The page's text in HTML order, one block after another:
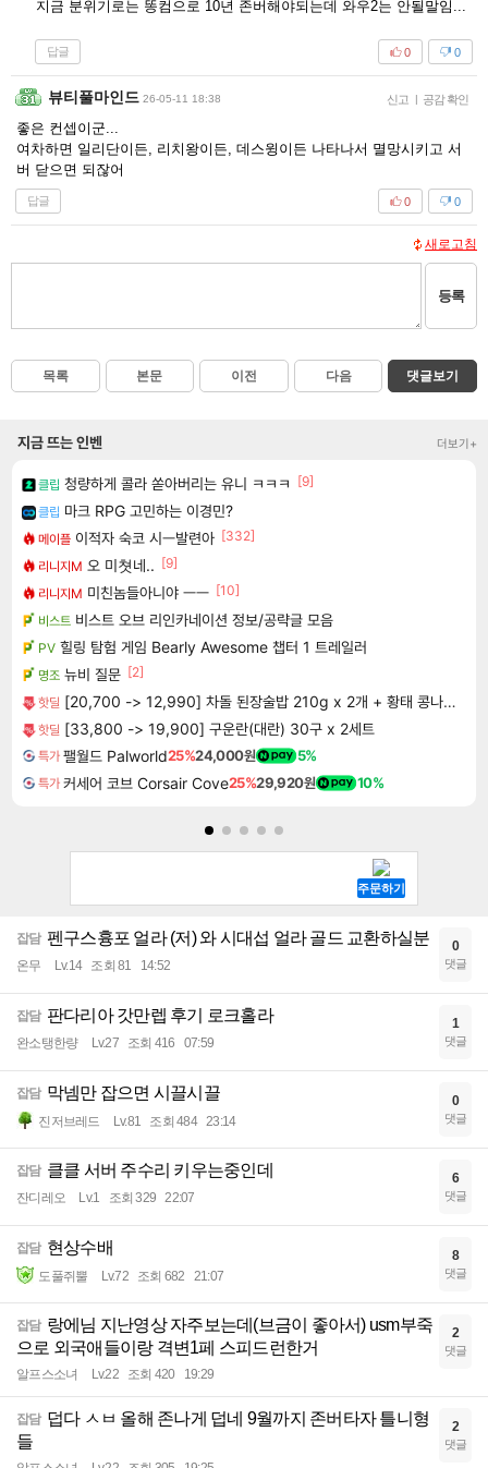
지금 분위기로는 똥컴으로 10년 존버해야되는데 와우2는 안될말임...
답글 0
0
뷰티풀마인드 26-05-11 18:38 신고 | 공감 확인
좋은 컨셉이군...
여차하면 일리단이든, 리치왕이든, 데스윙이든 나타나서 멸망시키고 서
버 닫으면 되잖어
답글 0
0
새로고침
등록
목록 본문 이전 다음 댓글보기
지금 뜨는 인벤 더보기+
클립 청량하게 콜라 쏟아버리는 유니 ㅋㅋㅋ
[9]
클립 마크 RPG 고민하는 이경민?
메이플 이적자 숙코 시ㅡ발련아 [332]
리니지M 오 미쳣네.. [9]
리니지M 미친놈들아니야 ㅡㅡ [10]
비스트 비스트 오브 리인카네이션 정보/공략글 모음
PV 힐링 탐험 게임 Bearly Awesome 챕터 1 트레일러
명조 뉴비 질문 [2]
핫딜 [20,700 -> 12,990] 차돌 된장술밥 210g x 2개 + 황태 콩나물 해장국밥 210g x 2개
핫딜 [33,800 -> 19,900] 구운란(대란) 30구 x 2세트
특가 팰월드 Palworld25%24,000원 5%
특가 커세어 코브 Corsair Cove25%29,920원 10%
잡담 펜구스흉포 얼라 (저) 와 시대섭 얼라 골드 교환하실분
온무 Lv.14 조회 81 14:52
0
댓글
잡담 판다리아 갓만렙 후기 로크홀라
완소탱한량 Lv.27 조회 416 07:59
1
댓글
잡담 막넴만 잡으면 시끌시끌
진저브레드 Lv.81 조회 484 23:14
0
댓글
잡담 클클 서버 주수리 키우는중인데
잔디레오 Lv.1 조회 329 22:07
6
댓글
잡담 현상수배
도풀쥐뿔 Lv.72 조회 682 21:07
8
댓글
잡담 랑에님 지난영상 자주보는데(브금이 좋아서) usm부죽
으로 외국애들이랑 격변1페 스피드런한거
알프스소녀 Lv.22 조회 420 19:29
2
댓글
잡담 덥다 ㅅㅂ 올해 존나게 덥네 9월까지 존버타자 틀니형
들
2
댓글